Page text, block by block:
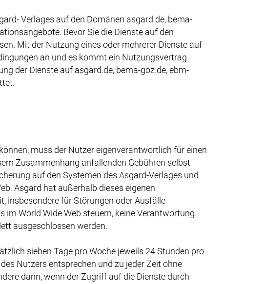
Verlages auf den Domänen asgard.de, bema-
Bevor Sie die Dienste auf den
Mit der Nutzung eines oder mehrerer Dienste auf
an und es kommt ein Nutzungsvertrag
der Dienste auf asgard.de, bema-goz.de, ebm-
muss der Nutzer eigenverantwortlich für einen
Zusammenhang anfallenden Gebühren selbst
auf den Systemen des Asgard-Verlages und
Asgard hat außerhalb dieses eigenen
insbesondere für Störungen oder Ausfälle
World Wide Web steuern, keine Verantwortung.
ausgeschlossen werden.
sieben Tage pro Woche jeweils 24 Stunden pro
Nutzers entsprechen und zu jeder Zeit ohne
dann, wenn der Zugriff auf die Dienste durch